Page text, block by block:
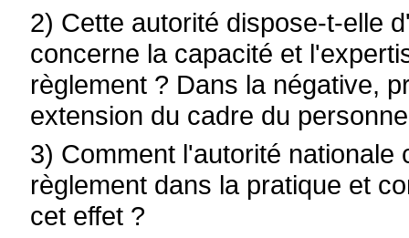
2) Cette autorité dispose-t-elle
concerne la capacité et
règlement ? Dans la négative,
extension du cadre du
3) Comment l'autorité
règlement dans la pratique et
cet effet ?